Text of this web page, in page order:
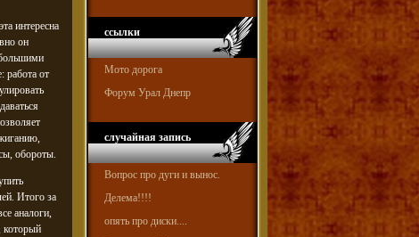
интересна
он
работа от
обороты.
Итого за
аналоги,
который
ссылки
Мото дорога
Форум Урал Днепр
случайная запись
Вопрос про дуги и вынос.
Делема!!!!
опять про диски....